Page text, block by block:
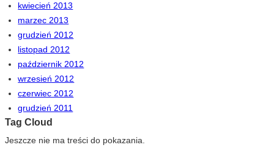
kwiecień 2013
marzec 2013
grudzień 2012
listopad 2012
październik 2012
wrzesień 2012
czerwiec 2012
grudzień 2011
Tag Cloud
Jeszcze nie ma treści do pokazania.